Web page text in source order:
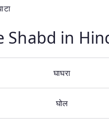
Shabd in
घाघरा
घोल